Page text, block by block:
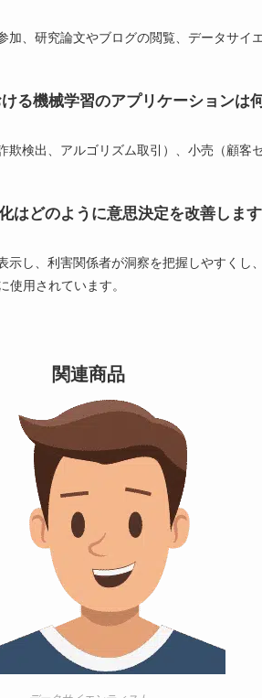
、研究論文やブログの閲覧、データサ
る機械学習のアプリケーションは
検出、アルゴリズム取引）、小売（顧
はどのように意思決定を改善しま
し、利害関係者が洞察を把握しやすく
用されています。
関連商品